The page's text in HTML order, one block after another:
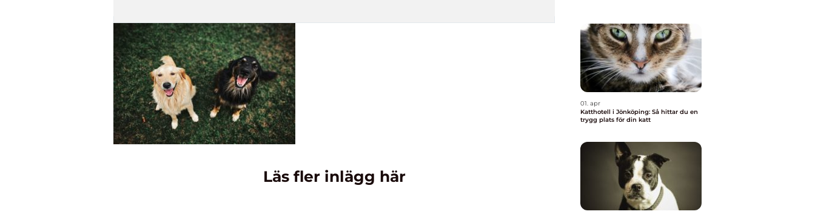
Läs fler inlägg här
01. apr
Katthotell i Jönköping: Så hittar du en
trygg plats för din katt